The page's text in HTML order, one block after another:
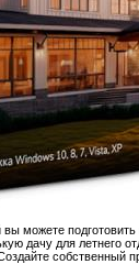
можете
дачу для летнего
собственный